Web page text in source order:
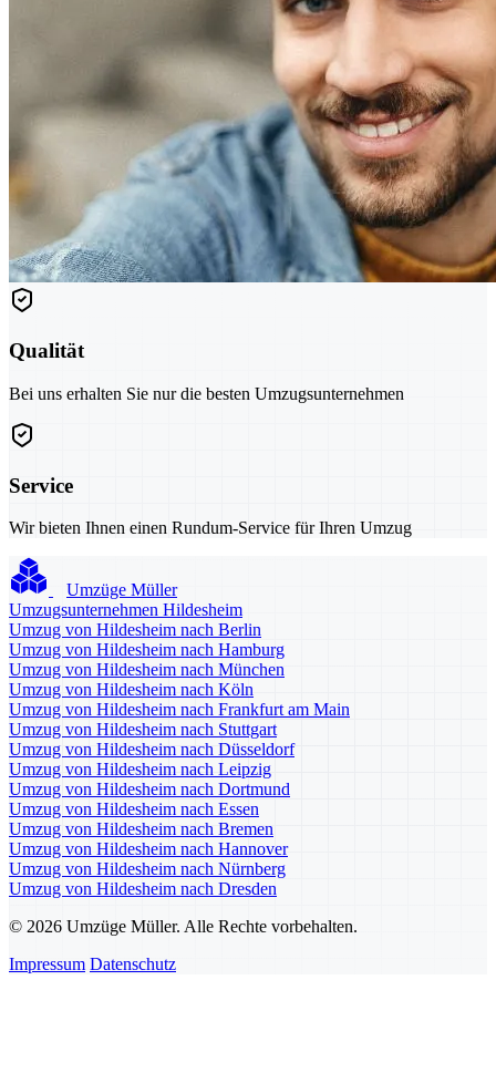
Qualität
Bei uns erhalten Sie nur die besten Umzugsunternehmen
Service
Wir bieten Ihnen einen Rundum-Service für Ihren Umzug
Umzüge Müller
Umzugsunternehmen Hildesheim
Umzug von Hildesheim nach Berlin
Umzug von Hildesheim nach Hamburg
Umzug von Hildesheim nach München
Umzug von Hildesheim nach Köln
Umzug von Hildesheim nach Frankfurt am Main
Umzug von Hildesheim nach Stuttgart
Umzug von Hildesheim nach Düsseldorf
Umzug von Hildesheim nach Leipzig
Umzug von Hildesheim nach Dortmund
Umzug von Hildesheim nach Essen
Umzug von Hildesheim nach Bremen
Umzug von Hildesheim nach Hannover
Umzug von Hildesheim nach Nürnberg
Umzug von Hildesheim nach Dresden
© 2026 Umzüge Müller. Alle Rechte vorbehalten.
Impressum Datenschutz